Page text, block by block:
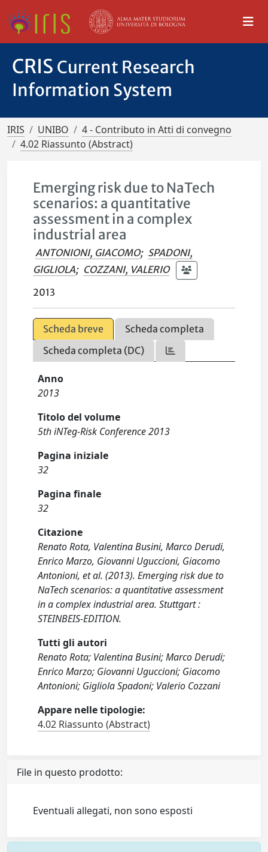
CRIS Current Research
Information System
IRIS UNIBO
4 - Contributo in Atti di convegno
4.02 Riassunto (Abstract)
Emerging risk due to NaTech
scenarios: a quantitative
assessment in a complex
industrial area
ANTONIONI, GIACOMO; SPADONI,
GIGLIOLA; COZZANI, VALERIO
2013
Scheda breve
Scheda completa
Scheda completa (DC)
Anno
2013
Titolo del volume
5th iNTeg-Risk Conference 2013
Pagina iniziale
32
Pagina finale
32
Citazione
Renato Rota, Valentina Busini, Marco Derudi,
Enrico Marzo, Giovanni Uguccioni, Giacomo
Antonioni, et al. (2013). Emerging risk due to
NaTech scenarios: a quantitative assessment
in a complex industrial area. Stuttgart :
STEINBEIS-EDITION.
Tutti gli autori
Renato Rota; Valentina Busini; Marco Derudi;
Enrico Marzo; Giovanni Uguccioni; Giacomo
Antonioni; Gigliola Spadoni; Valerio Cozzani
Appare nelle tipologie:
4.02 Riassunto (Abstract)
File in questo prodotto:
Eventuali allegati, non sono esposti